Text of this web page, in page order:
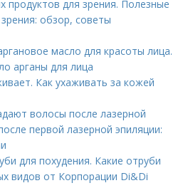
для зрения. Полезные
обзор, советы
масло для красоты лица.
арганы для лица
Как ухаживать за кожей
волосы после лазерной
первой лазерной эпиляции:
для похудения. Какие отруби
видов от Корпорации Di&Di